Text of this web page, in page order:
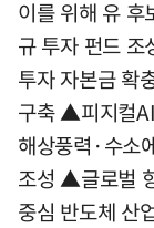
이를 위해 유
규 투자 펀드 조
투자 자본금 확
구축 ▲피지컬
해상풍력·수소
조성 ▲글로벌
중심 반도체 산